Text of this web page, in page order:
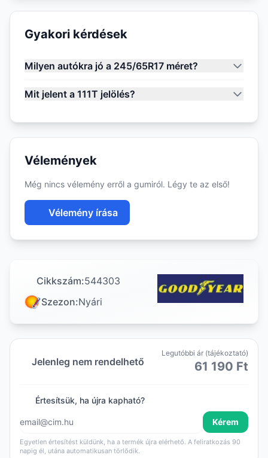
Gyakori kérdések
Milyen autókra jó a 245/65R17 méret?
Mit jelent a 111T jelölés?
Vélemények
Még nincs vélemény erről a gumiról. Légy te az első!
Vélemény írása
Cikkszám:544303
Szezon:Nyári
Jelenleg nem rendelhető
Legutóbbi ár (tájékoztató)
61 190 Ft
Értesítsük, ha újra kapható?
Kérem
Egyetlen értesítést küldünk, ha a termék újra elérhető. A feliratkozás 90
napig él, utána automatikusan törlődik.